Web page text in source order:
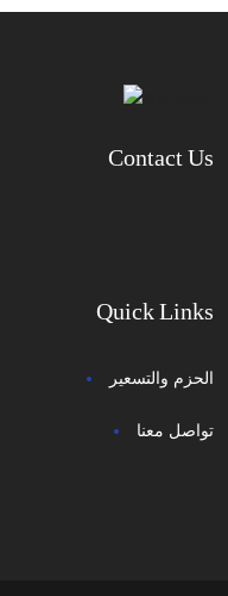
Contact Us
Quick Links
الحزم والتسعير
تواصل معنا